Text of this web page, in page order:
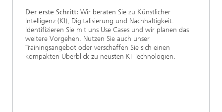
Der erste Schritt: Wir beraten Sie zu Künstlicher
Intelligenz (KI), Digitalisierung und Nachhaltigkeit.
Identifizieren Sie mit uns Use Cases und wir planen das
weitere Vorgehen. Nutzen Sie auch unser
Trainingsangebot oder verschaffen Sie sich einen
kompakten Überblick zu neusten KI-Technologien.